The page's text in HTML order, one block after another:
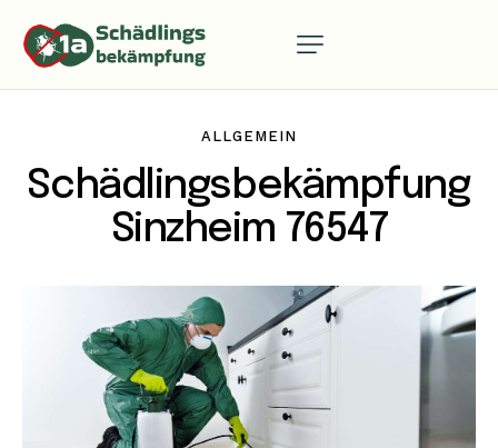
ALLGEMEIN
Schädlingsbekämpfung
Sinzheim 76547